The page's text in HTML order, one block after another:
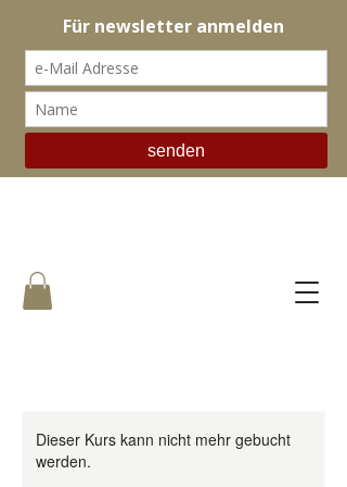
Dieser Kurs kann nicht mehr gebucht
werden.